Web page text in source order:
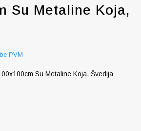
Su Metaline Koja,
PVM
Su Metaline Koja, Švedija